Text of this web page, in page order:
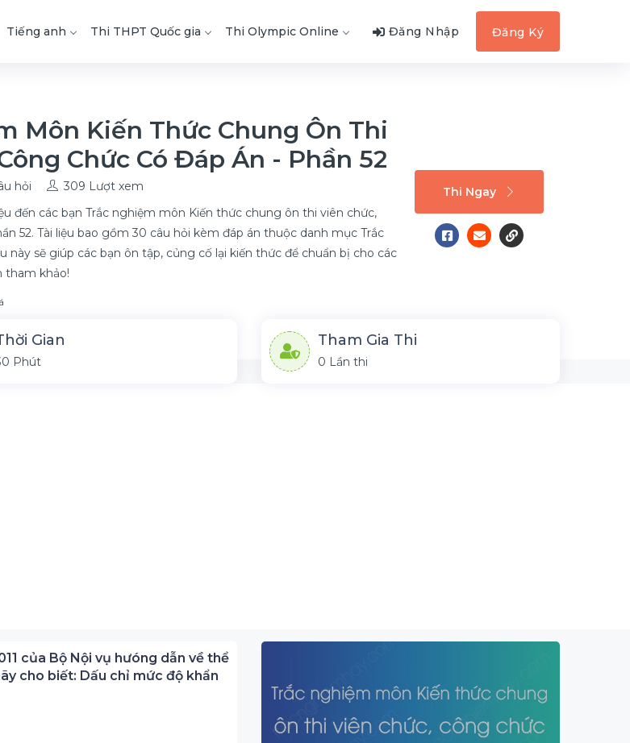
Tiếng anh Thi THPT Quốc gia Thi Olympic Online Đăng Nhập Đăng Ký
Môn Kiến Thức Chung Ôn Thi
Chức Có Đáp Án - Phần 52
hỏi
309 Lượt xem
đến các bạn Trắc nghiệm môn Kiến thức chung ôn thi viên chức,
52. Tài liệu bao gồm 30 câu hỏi kèm đáp án thuộc danh mục Trắc
này sẽ giúp các bạn ôn tập, củng cố lại kiến thức để chuẩn bị cho các
tham khảo!
Thi Ngay
Gian
Phút
Tham Gia Thi
0 Lần thi
của Bộ Nội vụ hưóng dẫn về thể
cho biết: Dấu chỉ mức độ khẩn